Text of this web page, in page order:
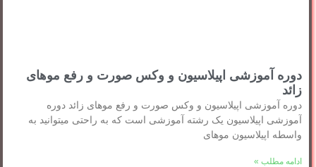
دوره آموزشی اپیلاسیون و وکس صورت و رفع موهای
زائد
دوره آموزشی اپیلاسیون و وکس صورت و رفع موهای زائد دوره
آموزشی اپیلاسیون یک رشته آموزشی است که به راحتی میتوانید به
واسطه اپیلاسیون موهای
ادامه مطلب »